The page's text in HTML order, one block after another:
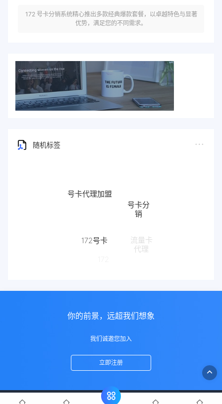
172 号卡分销系统精心推出多款经典爆款套餐，以卓越特色与显著
优势，满足您的不同需求。
随机标签
号卡代理加盟
号卡分
销
流量卡
代理
172号卡
你的前景，远超我们想象
我们诚邀您加入
立即注册